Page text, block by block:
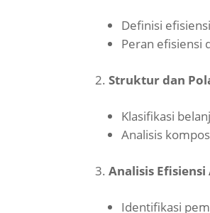
Definisi
Peran efisiensi
Struktur dan
Klasifikasi
Analisis
Analisis Efisiensi
Identifikasi